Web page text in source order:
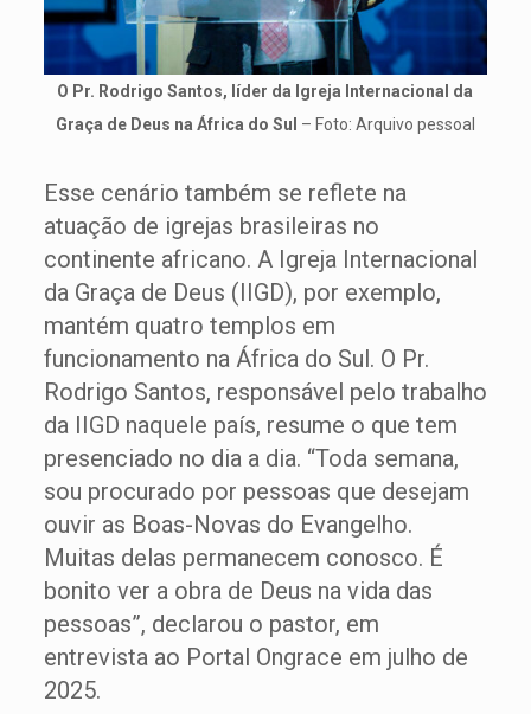
O Pr. Rodrigo Santos, líder da Igreja Internacional da
Graça de Deus na África do Sul – Foto: Arquivo pessoal
Esse cenário também se reflete na
atuação de igrejas brasileiras no
continente africano. A Igreja Internacional
da Graça de Deus (IIGD), por exemplo,
mantém quatro templos em
funcionamento na África do Sul. O Pr.
Rodrigo Santos, responsável pelo trabalho
da IIGD naquele país, resume o que tem
presenciado no dia a dia. “Toda semana,
sou procurado por pessoas que desejam
ouvir as Boas-Novas do Evangelho.
Muitas delas permanecem conosco. É
bonito ver a obra de Deus na vida das
pessoas”, declarou o pastor, em
entrevista ao Portal Ongrace em julho de
2025.